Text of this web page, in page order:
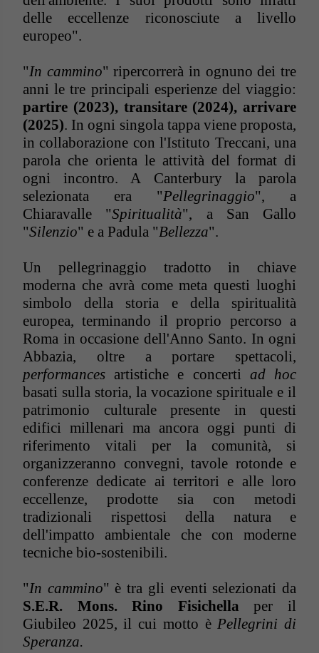
delle eccellenze riconosciute a livello
europeo".
"In cammino" ripercorrerà in ognuno dei tre
anni le tre principali esperienze del viaggio:
partire (2023), transitare (2024), arrivare
(2025). In ogni singola tappa viene proposta,
in collaborazione con l'Istituto Treccani, una
parola che orienta le attività del format di
ogni incontro. A Canterbury la parola
selezionata era "Pellegrinaggio", a
Chiaravalle "Spiritualità", a San Gallo
"Silenzio" e a Padula "Bellezza".
Un pellegrinaggio tradotto in chiave
moderna che avrà come meta questi luoghi
simbolo della storia e della spiritualità
europea, terminando il proprio percorso a
Roma in occasione dell'Anno Santo. In ogni
Abbazia, oltre a portare spettacoli,
performances artistiche e concerti ad hoc
basati sulla storia, la vocazione spirituale e il
patrimonio culturale presente in questi
edifici millenari ma ancora oggi punti di
riferimento vitali per la comunità, si
organizzeranno convegni, tavole rotonde e
conferenze dedicate ai territori e alle loro
eccellenze, prodotte sia con metodi
tradizionali rispettosi della natura e
dell'impatto ambientale che con moderne
tecniche bio-sostenibili.
"In cammino" è tra gli eventi selezionati da
S.E.R. Mons. Rino Fisichella per il
Giubileo 2025, il cui motto èPellegrini di
Speranza.